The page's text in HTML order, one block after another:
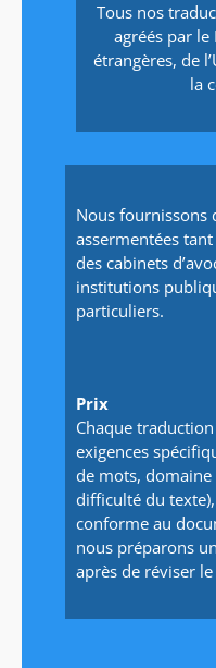
Tous nos
agréés par
étrangères, de
la
Nous fournissons
assermentées
des cabinets
institutions
particuliers.
Prix
Chaque
exigences
de mots, domaine
difficulté du
conforme au
nous préparons
après de réviser